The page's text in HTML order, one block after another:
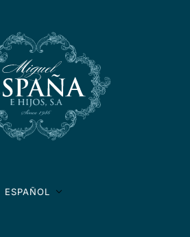
SELECTOR DE IDIOMA
ESPAÑOL